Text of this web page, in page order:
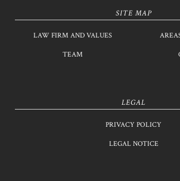
SITE MAP
LAW FIRM AND VALUES
TEAM
LEGAL
PRIVACY POLICY
LEGAL NOTICE